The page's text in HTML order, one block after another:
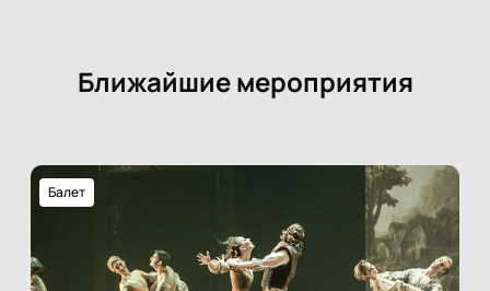
Ближайшие мероприятия
Балет